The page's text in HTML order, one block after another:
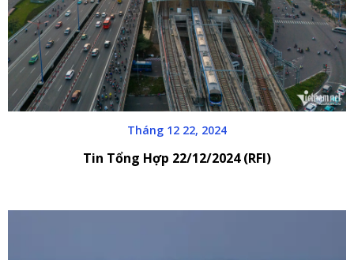
Tháng 12 22, 2024
Tin Tổng Hợp 22/12/2024 (RFI)